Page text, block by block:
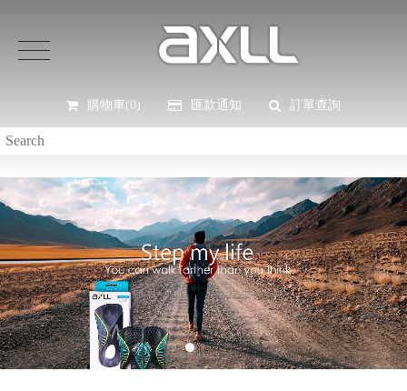
購物車(0) 匯款通知 訂單查詢